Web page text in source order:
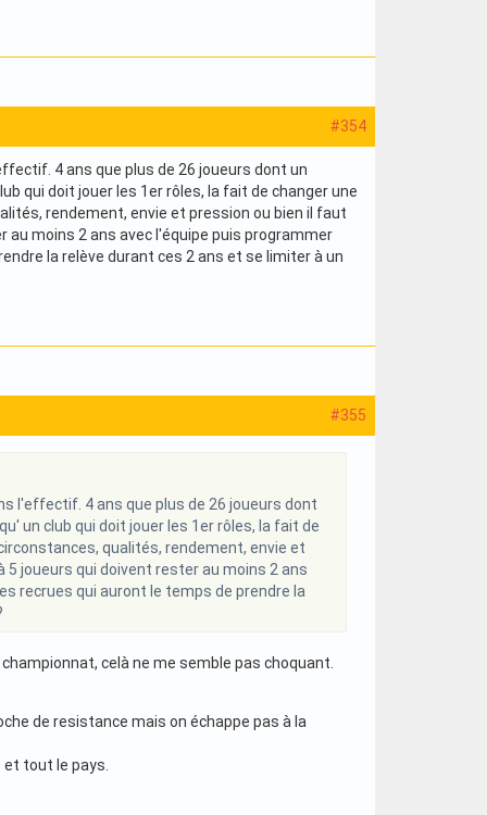
#354
4 ans que plus de 26 joueurs dont un
qui doit jouer les 1er rôles, la fait de changer une
rendement, envie et pression ou bien il faut
moins 2 ans avec l'équipe puis programmer
la relève durant ces 2 ans et se limiter à un
#355
l'effectif. 4 ans que plus de 26 joueurs dont
un club qui doit jouer les 1er rôles, la fait de
qualités, rendement, envie et
joueurs qui doivent rester au moins 2 ans
recrues qui auront le temps de prendre la
celà ne me semble pas choquant.
de resistance mais on échappe pas à la
tout le pays.